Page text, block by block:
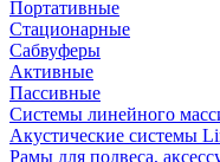
Портативные
Стационарные
Сабвуферы
Активные
Пассивные
Системы линейного
Акустические системы
Рамы для подвеса,